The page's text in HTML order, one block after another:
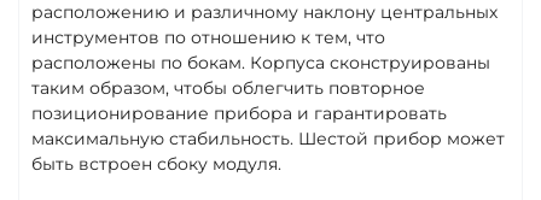
расположению и различному наклону центральных
инструментов по отношению к тем, что
расположены по бокам. Корпуса сконструированы
таким образом, чтобы облегчить повторное
позиционирование прибора и гарантировать
максимальную стабильность. Шестой прибор может
быть встроен сбоку модуля.